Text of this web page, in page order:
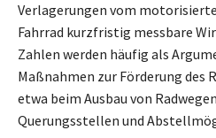
Verlagerungen vom
Fahrrad kurzfristig messbare
Zahlen werden häufig als
Maßnahmen zur Förderung des
etwa beim Ausbau von
Querungsstellen und